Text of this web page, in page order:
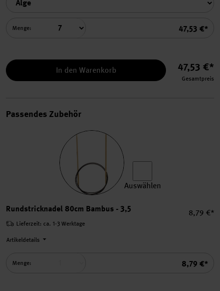
Summe
47,53 €*
Menge:
In den Warenkorb 47,53 €*
Gesamtpreis
Passendes Zubehör
Auswählen
Rundstricknadel 80cm Bambus - 3,5
8,79 €*
Summe
8,79 €*
Lieferzeit: ca. 1-3 Werktage
Artikeldetails
Menge: